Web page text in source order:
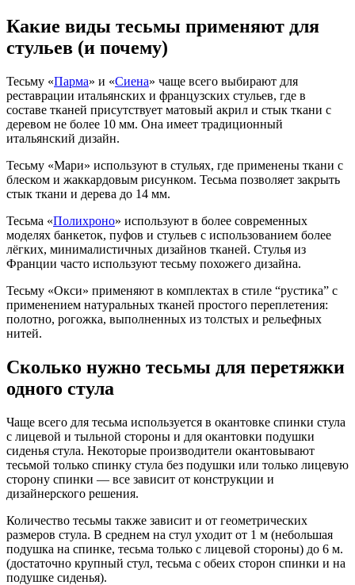
Какие виды тесьмы применяют для
стульев (и почему)
Тесьму «Парма» и «Сиена» чаще всего выбирают для
реставрации итальянских и французских стульев, где в
составе тканей присутствует матовый акрил и стык ткани с
деревом не более 10 мм. Она имеет традиционный
итальянский дизайн.
Тесьму «Мари» используют в стульях, где применены ткани с
блеском и жаккардовым рисунком. Тесьма позволяет закрыть
стык ткани и дерева до 14 мм.
Тесьма «Полихроно» используют в более современных
моделях банкеток, пуфов и стульев с использованием более
лёгких, минималистичных дизайнов тканей. Стулья из
Франции часто используют тесьму похожего дизайна.
Тесьму «Окси» применяют в комплектах в стиле “рустика” с
применением натуральных тканей простого переплетения:
полотно, рогожка, выполненных из толстых и рельефных
нитей.
Сколько нужно тесьмы для перетяжки
одного стула
Чаще всего для тесьма используется в окантовке спинки стула
с лицевой и тыльной стороны и для окантовки подушки
сиденья стула. Некоторые производители окантовывают
тесьмой только спинку стула без подушки или только лицевую
сторону спинки — все зависит от конструкции и
дизайнерского решения.
Количество тесьмы также зависит и от геометрических
размеров стула. В среднем на стул уходит от 1 м (небольшая
подушка на спинке, тесьма только с лицевой стороны) до 6 м.
(достаточно крупный стул, тесьма с обеих сторон спинки и на
подушке сиденья).